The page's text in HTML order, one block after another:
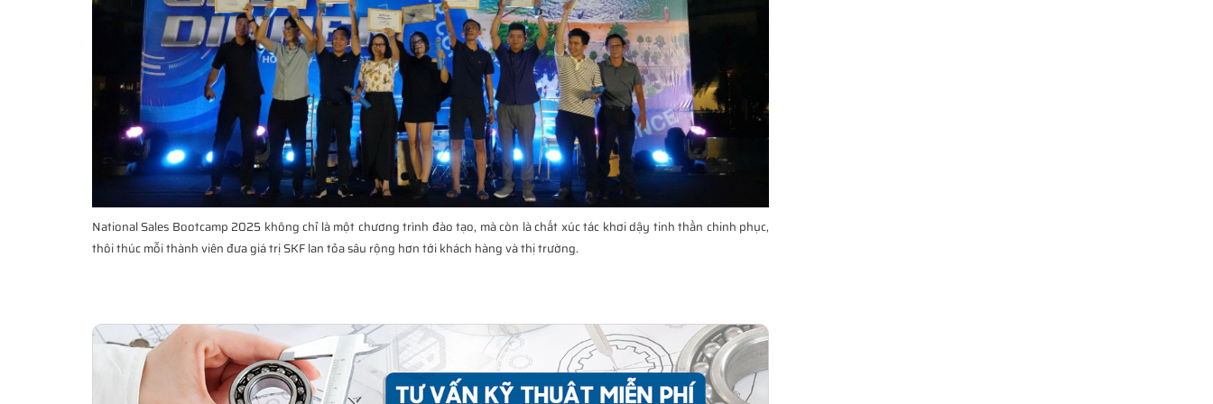
National Sales Bootcamp 2025 không chỉ là một chương trình đào tạo, mà còn là chất xúc tác khơi dậy tinh thần chinh phục,
thôi thúc mỗi thành viên đưa giá trị SKF lan tỏa sâu rộng hơn tới khách hàng và thị trường.